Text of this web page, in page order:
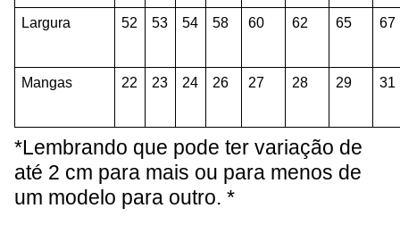
Largura 52 53 54 58 60 62 65 67
Mangas 22 23 24 26 27 28 29 31
*Lembrando que pode ter variação de
até 2 cm para mais ou para menos de
um modelo para outro. *